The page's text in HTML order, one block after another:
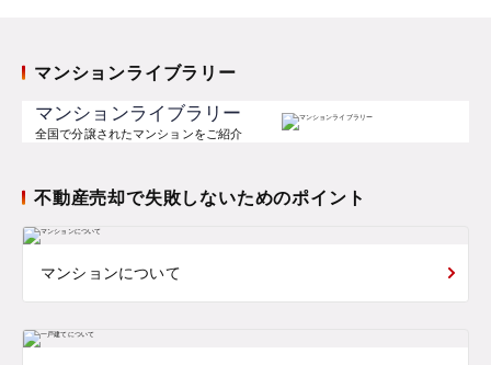
マンションライブラリー
マンションライブラリー
全国で分譲されたマンションをご紹介
不動産売却で失敗しないためのポイント
マンションについて